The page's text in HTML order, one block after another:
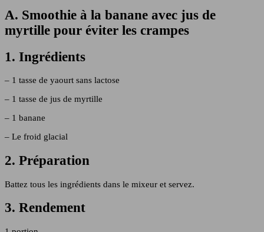
A. Smoothie à la banane avec jus de
myrtille pour éviter les crampes
1. Ingrédients
– 1 tasse de yaourt sans lactose
– 1 tasse de jus de myrtille
– 1 banane
– Le froid glacial
2. Préparation
Battez tous les ingrédients dans le mixeur et servez.
3. Rendement